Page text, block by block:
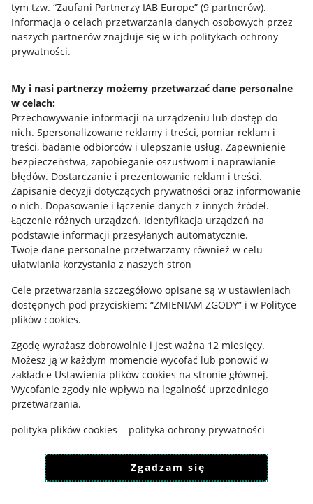
tym tzw. “Zaufani Partnerzy IAB Europe” (9 partnerów).
Informacja o celach przetwarzania danych osobowych przez
naszych partnerów znajduje się w ich politykach ochrony
prywatności.
My i nasi partnerzy możemy przetwarzać dane personalne
w celach:
Przechowywanie informacji na urządzeniu lub dostęp do
nich. Spersonalizowane reklamy i treści, pomiar reklam i
treści, badanie odbiorców i ulepszanie usług. Zapewnienie
bezpieczeństwa, zapobieganie oszustwom i naprawianie
błędów. Dostarczanie i prezentowanie reklam i treści.
Zapisanie decyzji dotyczących prywatności oraz informowanie
o nich. Dopasowanie i łączenie danych z innych źródeł.
Łączenie różnych urządzeń. Identyfikacja urządzeń na
podstawie informacji przesyłanych automatycznie.
Twoje dane personalne przetwarzamy również w celu
ułatwiania korzystania z naszych stron
Cele przetwarzania szczegółowo opisane są w ustawieniach
dostępnych pod przyciskiem: “ZMIENIAM ZGODY” i w Polityce
plików cookies.
Zgodę wyrażasz dobrowolnie i jest ważna 12 miesięcy.
Możesz ją w każdym momencie wycofać lub ponowić w
zakładce Ustawienia plików cookies na stronie głównej.
Wycofanie zgody nie wpływa na legalność uprzedniego
przetwarzania.
polityka plików cookies
polityka ochrony prywatności
Zgadzam się
Przydatne informacje
Jak to działa
Allegro Gadane dla sprzedających
Allegro Gadane dla kupujących
Mapa miejscowości
Informacje prawne
Regulamin
Polityka plików "cookies"
Ustawienia plików "cookies"
Udostępnianie lokalizacji
Informacje dla Aktu o Usługach Cyfrowych
Pobierz aplikację